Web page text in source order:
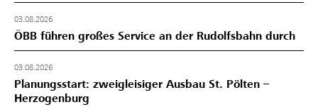
03.08.2026
ÖBB führen großes Service an der Rudolfsbahn durch
03.08.2026
Planungsstart: zweigleisiger Ausbau St. Pölten –
Herzogenburg